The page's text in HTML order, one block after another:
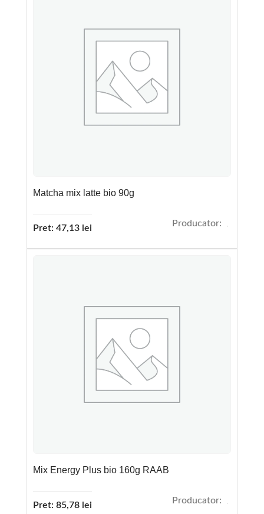
Matcha mix latte bio 90g
Pret: 47,13 lei Producator:
Mix Energy Plus bio 160g RAAB
Pret: 85,78 lei Producator: